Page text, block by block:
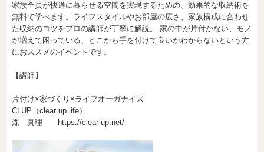
家族全員が快適に暮らせる空間を実現するための、効果的な収納術を
無料で学べます。ライフスタイルやお部屋の広さ、家族構成に合わせ
た収納のコツをプロの講師が丁寧に解説。 家の中が片付かない、モノ
が増えて困っている、どこから手を付けて良いかわからないという方
におススメのイベントです。
【講師】
片付け×家づくり×ライフオーガナイズ
CLUP（clear up life）
森 真理
https://clear-up.net/